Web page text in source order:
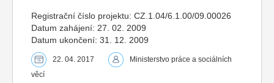
Registrační číslo projektu: CZ.1.04/6.1.00/09.00026
Datum zahájení: 27. 02. 2009
Datum ukončení: 31. 12. 2009
22. 04. 2017
Ministerstvo práce a sociálních
věcí